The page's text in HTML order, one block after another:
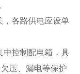
，各路供电应设单
中控制配电箱，具
压、漏电等保护